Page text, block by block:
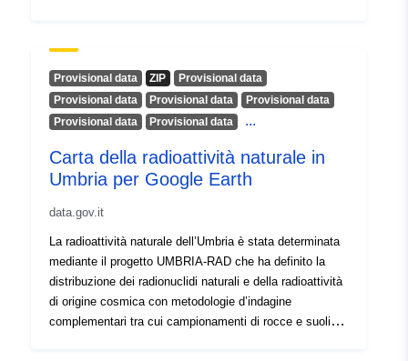
departemang/Keskkonnateenistus/Riskijuhtimisüksus
Andmete esitamise kuupäev: 25/08/2020 Andmete
versioon: v2.0 Aastakäik: 23/02/2022 Levitamine:
avatud
Provisional data ZIP
Provisional data
Provisional data
Provisional data
Provisional data
Provisional data
Provisional data ...
Carta della radioattività naturale in
Umbria per Google Earth
data.gov.it
La radioattività naturale dell’Umbria è stata determinata
mediante il progetto UMBRIA-RAD che ha definito la
distribuzione dei radionuclidi naturali e della radioattività
di origine cosmica con metodologie d’indagine
complementari tra cui campionamenti di rocce e suoli e